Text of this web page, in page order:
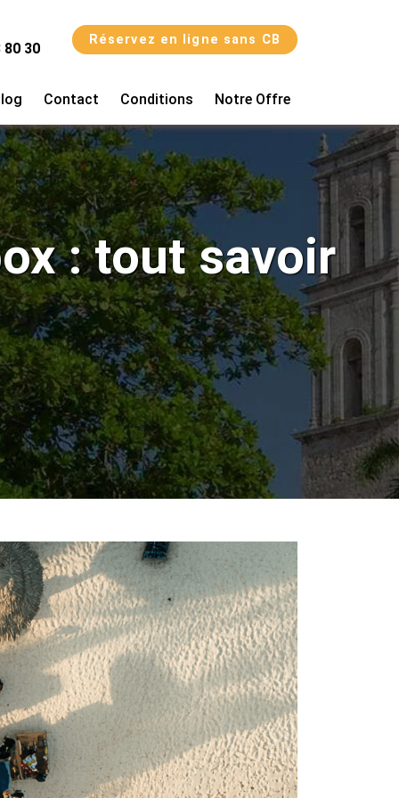
30
Réservez en ligne sans CB
Contact Conditions Notre Offre
: tout savoir